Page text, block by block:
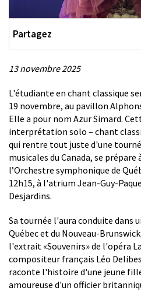
Partagez
13 novembre 2025
Description
L'étudiante en chant classique
19 novembre, au pavillon
Elle a pour nom Azur Simard.
interprétation solo – chant
qui rentre tout juste d'une
musicales du Canada, se
l’Orchestre symphonique de
12h15, à l'atrium Jean-Guy-
Desjardins.
Sa tournée l'aura conduite dans
Québec et du Nouveau-
l'extrait «Souvenirs» de l'opéra
compositeur français Léo
raconte l'histoire d'une jeune
amoureuse d'un officier